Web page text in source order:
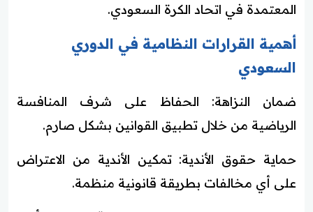
المعتمدة في اتحاد الكرة السعودي.
أهمية القرارات النظامية في الدوري
السعودي
ضمان النزاهة: الحفاظ على شرف المنافسة
الرياضية من خلال تطبيق القوانين بشكل صارم.
حماية حقوق الأندية: تمكين الأندية من الاعتراض
على أي مخالفات بطريقة قانونية منظمة.